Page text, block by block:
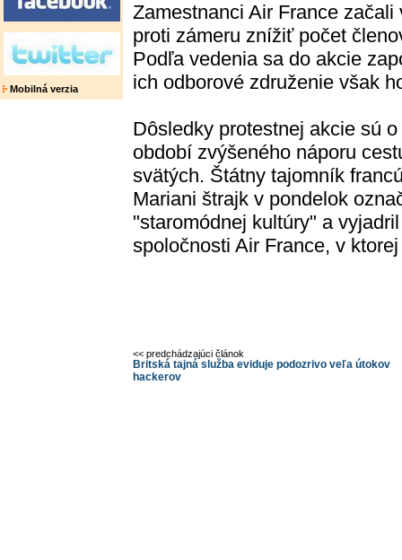
Mobilná verzia
Zamestnanci Air France
proti zámeru znížiť počet
Podľa vedenia sa do akcie
ich odborové združenie však
Dôsledky protestnej akcie sú
období zvýšeného náporu
svätých. Štátny tajomník
Mariani štrajk v pondelok
"staromódnej kultúry" a
spoločnosti Air France, v
<< predchádzajúci článok
Britská tajná služba eviduje podozrivo veľa útokov
hackerov